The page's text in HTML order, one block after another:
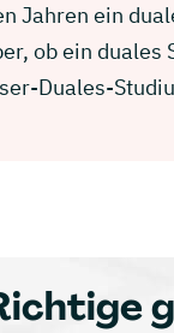
Jahren ein
ob ein
Duales-